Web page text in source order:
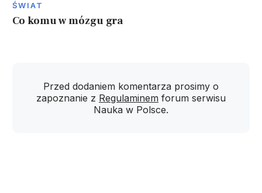
ŚWIAT
Co komu w mózgu gra
Przed dodaniem komentarza prosimy o
zapoznanie z Regulaminem forum serwisu
Nauka w Polsce.